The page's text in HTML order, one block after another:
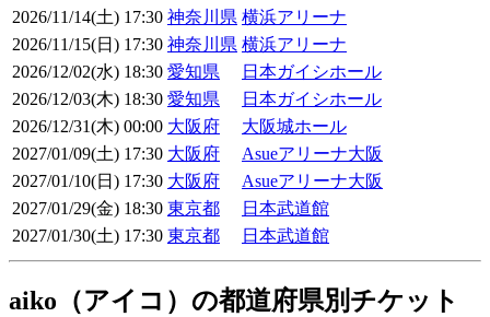
2026/11/14(土) 17:30 神奈川県 横浜アリーナ
2026/11/15(日) 17:30 神奈川県 横浜アリーナ
2026/12/02(水) 18:30 愛知県
日本ガイシホール
2026/12/03(木) 18:30 愛知県
日本ガイシホール
2026/12/31(木) 00:00 大阪府
大阪城ホール
2027/01/09(土) 17:30 大阪府
Asueアリーナ大阪
2027/01/10(日) 17:30 大阪府
Asueアリーナ大阪
2027/01/29(金) 18:30 東京都
日本武道館
2027/01/30(土) 17:30 東京都 日本武道館
aiko（アイコ）の都道府県別チケット